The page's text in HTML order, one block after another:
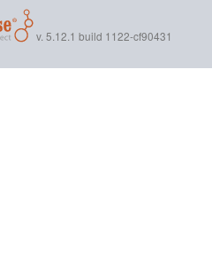
v. 5.12.1 build 1122-cf90431